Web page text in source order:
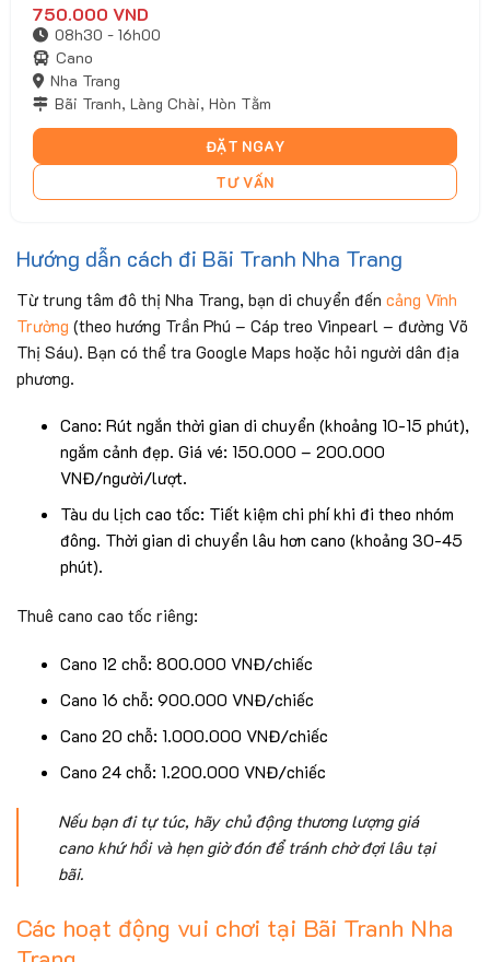
ĐẶT NGAY
TƯ VẤN
750.000 VND
08h30 - 16h00
Cano
Nha Trang
Bãi Tranh, Làng Chài, Hòn Tằm
Hướng dẫn cách đi Bãi Tranh Nha Trang
Từ trung tâm đô thị Nha Trang, bạn di chuyển đến cảng Vĩnh
Trường (theo hướng Trần Phú – Cáp treo Vinpearl – đường Võ
Thị Sáu). Bạn có thể tra Google Maps hoặc hỏi người dân địa
phương.
Cano: Rút ngắn thời gian di chuyển (khoảng 10-15 phút),
ngắm cảnh đẹp. Giá vé: 150.000 – 200.000
VNĐ/người/lượt.
Tàu du lịch cao tốc: Tiết kiệm chi phí khi đi theo nhóm
đông. Thời gian di chuyển lâu hơn cano (khoảng 30-45
phút).
Thuê cano cao tốc riêng:
Cano 12 chỗ: 800.000 VNĐ/chiếc
Cano 16 chỗ: 900.000 VNĐ/chiếc
Cano 20 chỗ: 1.000.000 VNĐ/chiếc
Cano 24 chỗ: 1.200.000 VNĐ/chiếc
Nếu bạn đi tự túc, hãy chủ động thương lượng giá
cano khứ hồi và hẹn giờ đón để tránh chờ đợi lâu tại
bãi.
Các hoạt động vui chơi tại Bãi Tranh Nha